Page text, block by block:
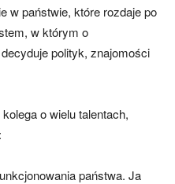
w państwie, które rozdaje po
w którym o
polityk, znajomości
o wielu talentach,
państwa. Ja